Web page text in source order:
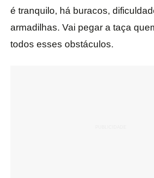
é tranquilo, há buracos,
armadilhas. Vai pegar a taça
todos esses obstáculos.